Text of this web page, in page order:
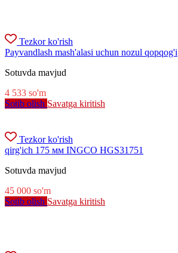
Tezkor ko'rish
Payvandlash mash'alasi uchun nozul qopqog'i
Sotuvda mavjud
4 533 so'm
Sotib olish Savatga kiritish
Tezkor ko'rish
qirg'ich 175 мм INGCO HGS31751
Sotuvda mavjud
45 000 so'm
Sotib olish Savatga kiritish